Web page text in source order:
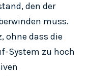
den der
muss.
ohne dass die
System zu hoch